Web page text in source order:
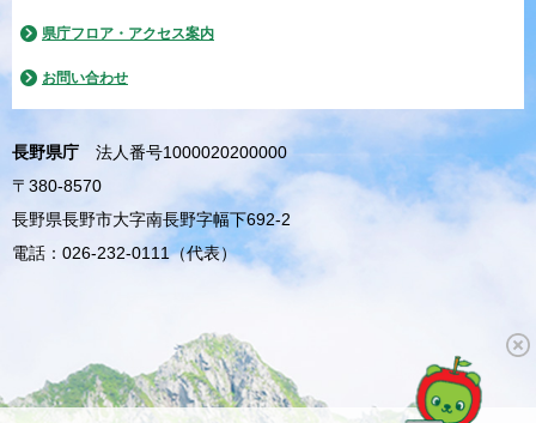
県庁フロア・アクセス案内
お問い合わせ
長野県庁
法人番号1000020200000
〒380-8570
長野県長野市大字南長野字幅下692-2
電話：026-232-0111（代表）